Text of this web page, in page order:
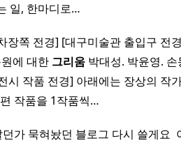
일, 한마디로…
장쪽 전경] [대구미술관 출입구 전
에 대한 그리움 박대성. 박윤영.
시 작품 전경] 아래에는 장상의 작
작품을 1작품씩…
가 묵혀놨던 블로그 다시 쓸게요